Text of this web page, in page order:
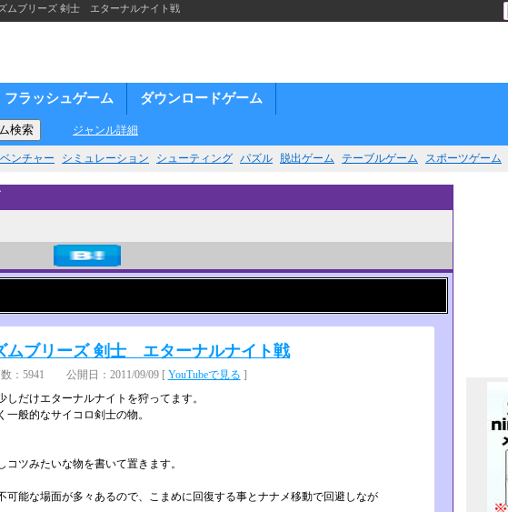
ムブリーズ 剣士 エターナルナイト戦
フラッシュゲーム ダウンロードゲーム
ジャンル詳細
ンチャー シミュレーション シューティング パズル 脱出ゲーム テーブルゲーム スポーツゲーム
ムブリーズ 剣士 エターナルナイト戦
数：5941 公開日：2011/09/09 [ YouTubeで見る ]
だけエターナルナイトを狩ってます。
般的なサイコロ剣士の物。
ツみたいな物を書いて置きます。
可能な場面が多々あるので、こまめに回復する事とナ­ナメ移動で回避しなが